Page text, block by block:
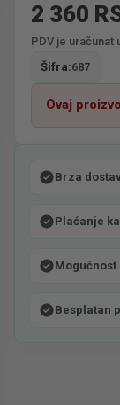
2 360
PDV je uračunat
Šifra:687
Ovaj
Brza
Plaćanje
Besplatan